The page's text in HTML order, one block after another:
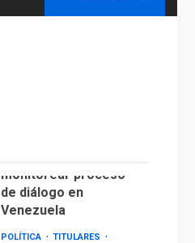
monitorear proceso
de diálogo en
Venezuela
POLÍTICA
TITULARES